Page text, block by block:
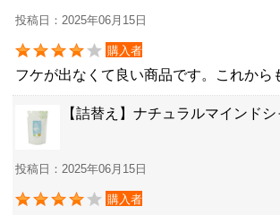
投稿日：2025年06月15日
購入者
フケが出なくて良い商品です。これから
【詰替え】ナチュラルマインド
投稿日：2025年06月15日
購入者